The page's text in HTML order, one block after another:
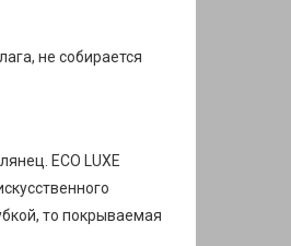
не собирается
ECO LUXE
то покрываемая